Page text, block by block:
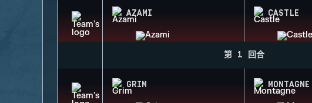
AZAMI CASTLE
第 1 回合
GRIM MONTAGNE